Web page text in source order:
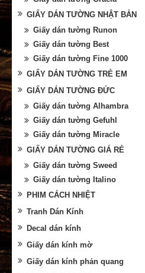
GIẤY DÁN TƯỜNG NHẬT BẢN
Giấy dán tường Runon
Giấy dán tường Best
Giấy dán tường Fine 1000
GIẤY DÁN TƯỜNG TRẺ EM
GIẤY DÁN TƯỜNG ĐỨC
Giấy dán tường Alhambra
Giấy dán tường Gefuhl
Giấy dán tường Miracle
GIẤY DÁN TƯỜNG GIÁ RẺ
Giấy dán tường Sweed
Giấy dán tường Italino
PHIM CÁCH NHIỆT
Tranh Dán Kính
Decal dán kính
Giấy dán kính mờ
Giấy dán kính phản quang